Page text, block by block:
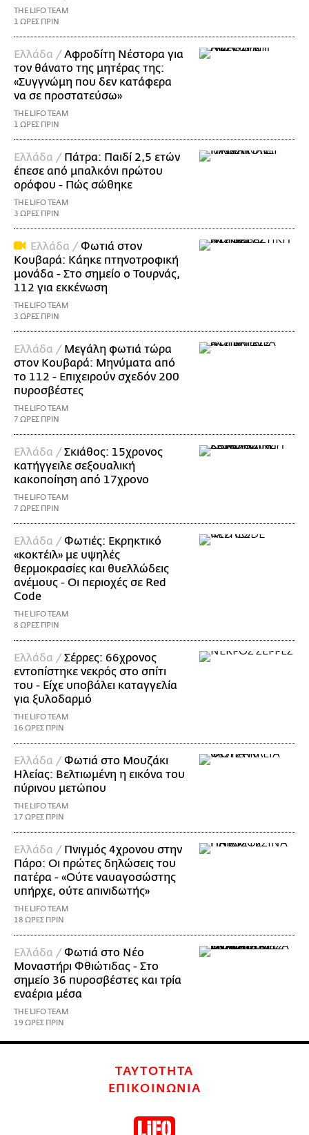
THE LIFO TEAM
1 ΩΡΕΣ ΠΡΙΝ
Ελλάδα /Αφροδίτη Νέστορα για
τον θάνατο της μητέρας της:
«Συγγνώμη που δεν κατάφερα
να σε προστατεύσω»
THE LIFO TEAM
1 ΩΡΕΣ ΠΡΙΝ
Ελλάδα / Πάτρα: Παιδί 2,5 ετών
έπεσε από μπαλκόνι πρώτου
ορόφου - Πώς σώθηκε
THE LIFO TEAM
3 ΩΡΕΣ ΠΡΙΝ
Ελλάδα /Φωτιά στον
Κουβαρά: Κάηκε πτηνοτροφική
μονάδα - Στο σημείο ο Τουρνάς,
112 για εκκένωση
THE LIFO TEAM
3 ΩΡΕΣ ΠΡΙΝ
Ελλάδα / Μεγάλη φωτιά τώρα
στον Κουβαρά: Μηνύματα από
το 112 - Επιχειρούν σχεδόν 200
πυροσβέστες
THE LIFO TEAM
7 ΩΡΕΣ ΠΡΙΝ
Ελλάδα /Σκιάθος: 15χρονος
κατήγγειλε σεξουαλική
κακοποίηση από 17χρονο
THE LIFO TEAM
7 ΩΡΕΣ ΠΡΙΝ
Ελλάδα /Φωτιές: Εκρηκτικό
«κοκτέιλ» με υψηλές
θερμοκρασίες και θυελλώδεις
ανέμους - Οι περιοχές σε Red
Code
THE LIFO TEAM
8 ΩΡΕΣ ΠΡΙΝ
Ελλάδα /Σέρρες: 66χρονος
εντοπίστηκε νεκρός στο σπίτι
του - Είχε υποβάλει καταγγελία
για ξυλοδαρμό
THE LIFO TEAM
16 ΩΡΕΣ ΠΡΙΝ
Ελλάδα /Φωτιά στο Μουζάκι
Ηλείας: Βελτιωμένη η εικόνα του
πύρινου μετώπου
THE LIFO TEAM
17 ΩΡΕΣ ΠΡΙΝ
Ελλάδα / Πνιγμός 4χρονου στην
Πάρο: Οι πρώτες δηλώσεις του
πατέρα - «Ούτε ναυαγοσώστης
υπήρχε, ούτε απινιδωτής»
THE LIFO TEAM
18 ΩΡΕΣ ΠΡΙΝ
Ελλάδα /Φωτιά στο Νέο
Μοναστήρι Φθιώτιδας - Στο
σημείο 36 πυροσβέστες και τρία
εναέρια μέσα
THE LIFO TEAM
19 ΩΡΕΣ ΠΡΙΝ
ΤΑΥΤΟΤΗΤΑ
ΕΠΙΚΟΙΝΩΝΙΑ